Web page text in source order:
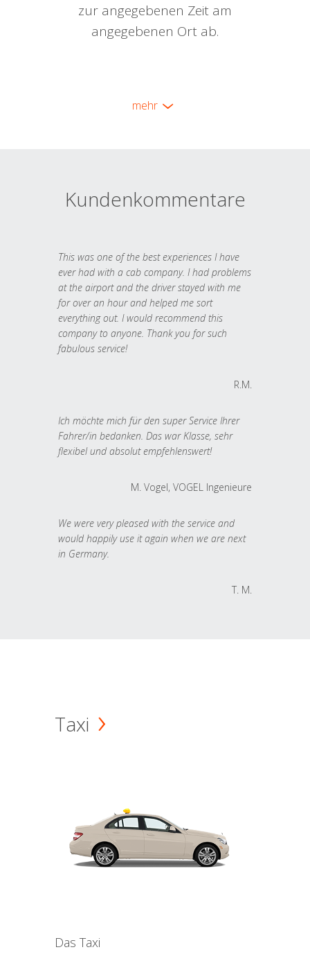
zur angegebenen Zeit am
angegebenen Ort ab.
mehr
Kundenkommentare
This was one of the best experiences I have
ever had with a cab company. I had problems
at the airport and the driver stayed with me
for over an hour and helped me sort
everything out. I would recommend this
company to anyone. Thank you for such
fabulous service!
R.M.
Ich möchte mich für den super Service Ihrer
Fahrer/in bedanken. Das war Klasse, sehr
flexibel und absolut empfehlenswert!
M. Vogel, VOGEL Ingenieure
We were very pleased with the service and
would happily use it again when we are next
in Germany.
T. M.
Taxi
Das Taxi